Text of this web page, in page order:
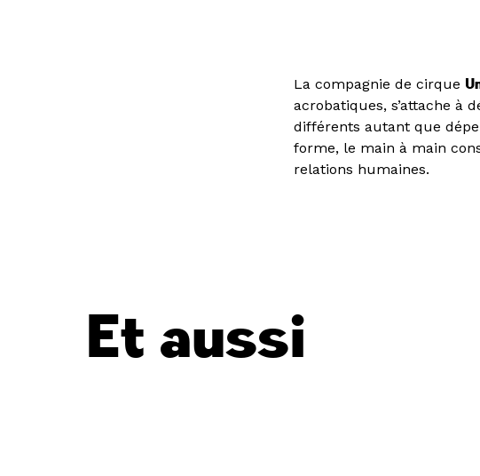
La compagnie de cirque
acrobatiques, s’attache à
différents autant que
forme, le main à main
relations humaines.
Et aussi